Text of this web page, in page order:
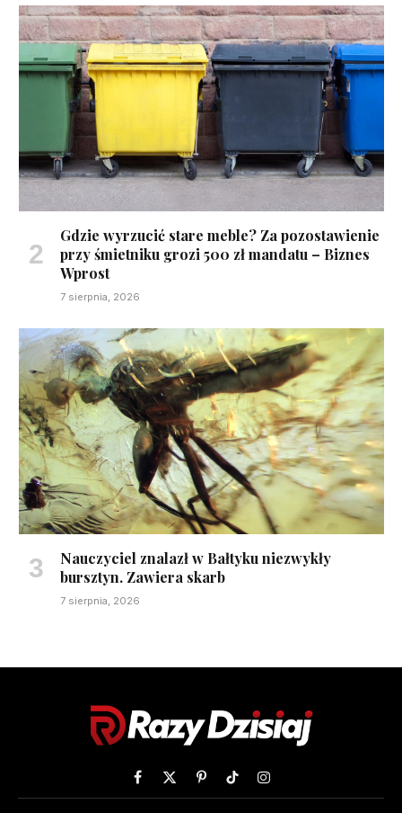
Gdzie wyrzucić stare meble? Za pozostawienie
przy śmietniku grozi 500 zł mandatu – Biznes
Wprost
7 sierpnia, 2026
Nauczyciel znalazł w Bałtyku niezwykły
bursztyn. Zawiera skarb
7 sierpnia, 2026
Facebook
X
PinterestTikTokInstagram